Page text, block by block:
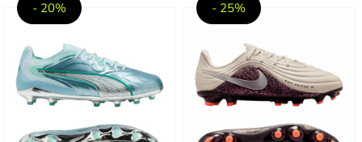
- 20% - 25%